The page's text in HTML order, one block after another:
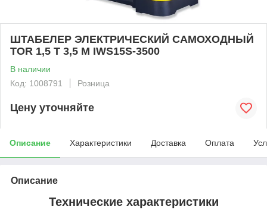
ШТАБЕЛЕР ЭЛЕКТРИЧЕСКИЙ САМОХОДНЫЙ
TOR 1,5 Т 3,5 М IWS15S-3500
В наличии
Код: 1008791
Розница
Цену уточняйте
Описание Характеристики Доставка Оплата
Описание
Технические характеристики